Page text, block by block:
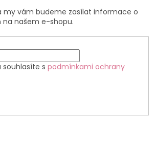
my vám budeme zasílat informace o
našem e-shopu.
s podmínkami ochrany